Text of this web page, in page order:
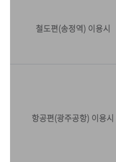
철도편(송정역) 이용시
항공편(광주공항) 이용시